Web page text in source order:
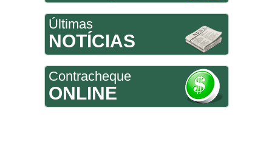
Últimas
NOTÍCIAS
Contracheque
ONLINE